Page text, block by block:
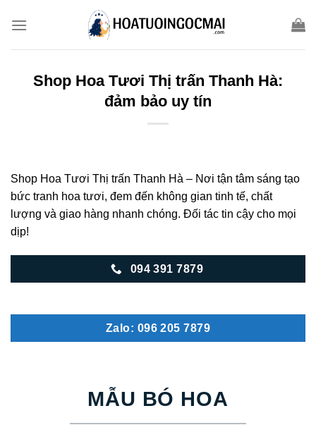
Shop Hoa Tươi Thị trấn Thanh Hà:
đảm bảo uy tín
Shop Hoa Tươi Thị trấn Thanh Hà – Nơi tận tâm sáng tạo
bức tranh hoa tươi, đem đến không gian tinh tế, chất
lượng và giao hàng nhanh chóng. Đối tác tin cậy cho mọi
dịp!
094 391 7879
Zalo: 096 205 7879
MẪU BÓ HOA